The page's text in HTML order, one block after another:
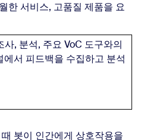
한 서비스, 고품질 제품을 요
사, 분석, 주요 VoC 도구와의
서 피드백을 수집하고 분석
봇이 인간에게 상호작용을